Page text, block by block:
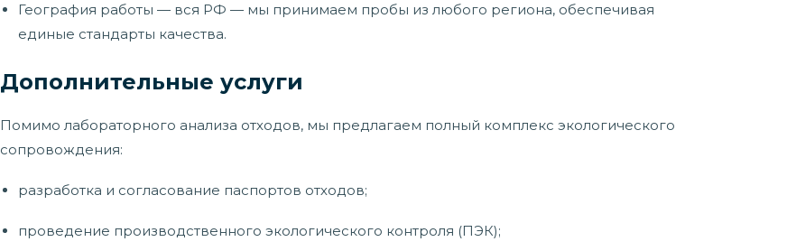
География работы — вся РФ — мы принимаем пробы из любого региона, обеспечивая
единые стандарты качества.
Дополнительные услуги
Помимо лабораторного анализа отходов, мы предлагаем полный комплекс экологического
сопровождения:
разработка и согласование паспортов отходов;
проведение производственного экологического контроля (ПЭК);